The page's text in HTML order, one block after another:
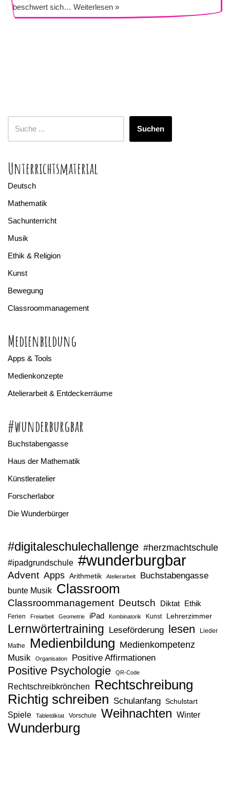
beschwert sich… Weiterlesen »
Suchen
Unterrichtsmaterial
Deutsch
Mathematik
Sachunterricht
Musik
Ethik & Religion
Kunst
Bewegung
Classroommanagement
Medienbildung
Apps & Tools
Medienkonzepte
Atelierarbeit & Entdeckerräume
#wunderburgbar
Buchstabengasse
Haus der Mathematik
Künstleratelier
Forscherlabor
Die Wunderbürger
#digitaleschulechallenge #herzmachtschule
#ipadgrundschule #wunderburgbar
Advent Apps Arithmetik Atelierarbeit Buchstabengasse
bunte Musik Classroom
Classroommanagement Deutsch Diktat Ethik
Ferien Freiarbeit Geometrie iPad Kombinatorik Kunst Lehrerzimmer
Lernwörtertraining Leseförderung lesen Lieder
Mathe Medienbildung Medienkompetenz
Musik Organisation Positive Affirmationen
Positive Psychologie QR-Code
Rechtschreibkrönchen Rechtschreibung
Richtig schreiben Schulanfang Schulstart
Spiele Tabletdiktat Vorschule Weihnachten Winter
Wunderburg